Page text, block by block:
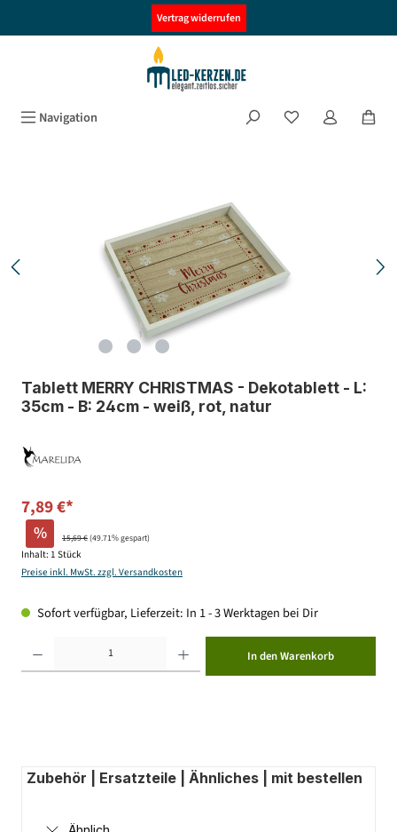
Vertrag widerrufen
Navigation
Tablett MERRY CHRISTMAS - Dekotablett - L:
35cm - B: 24cm - weiß, rot, natur
7,89 €*
% 15,69 €(49.71% gespart)
Inhalt: 1 Stück
Preise inkl. MwSt. zzgl. Versandkosten
Sofort verfügbar, Lieferzeit: In 1 - 3 Werktagen bei Dir
In den Warenkorb
Zubehör | Ersatzteile | Ähnliches | mit bestellen